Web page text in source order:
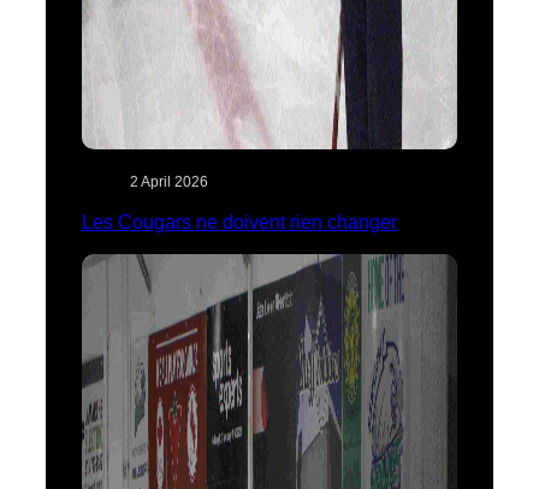
2 April 2026
Les Cougars ne doivent rien changer